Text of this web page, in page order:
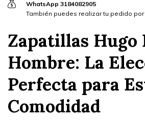
WhatsApp 3184082905
También puedes realizar tu pedido
Zapatillas Hugo
Hombre: La
Perfecta para
Comodidad